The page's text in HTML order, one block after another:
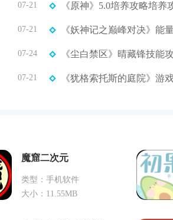
07-21
07-21 《妖神记之巅峰对决》能
07-24 《尘白禁区》晴藏锋技能
07-21 《犹格索托斯的庭院》游
魔窟二次元
类型：手机软件
大小：11.55MB